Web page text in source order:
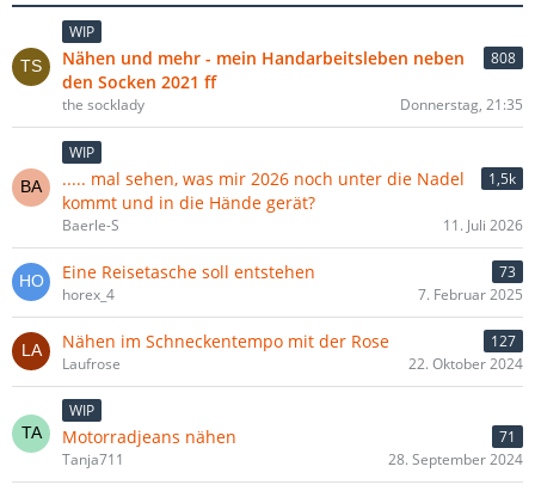
WIP
Nähen und mehr - mein Handarbeitsleben neben
den Socken 2021 ff
808
the socklady Donnerstag, 21:35
WIP
..... mal sehen, was mir 2026 noch unter die Nadel
kommt und in die Hände gerät?
1,5k
Baerle-S 11. Juli 2026
Eine Reisetasche soll entstehen
73
horex_4
7. Februar 2025
Nähen im Schneckentempo mit der Rose
127
Laufrose
22. Oktober 2024
WIP
Motorradjeans nähen
71
Tanja711
28. September 2024